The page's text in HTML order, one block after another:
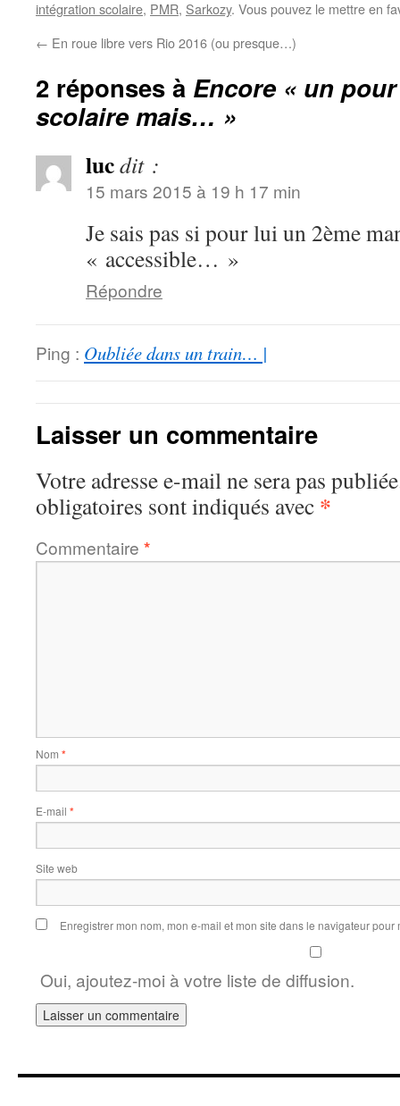
intégration scolaire, PMR, Sarkozy. Vous pouvez le mettre en
← En roue libre vers Rio 2016 (ou presque…)
2 réponses à Encore « un
scolaire mais… »
lucdit :
15 mars 2015 à 19 h 17 min
Je sais pas si pour lui un 2ème
« accessible… »
Répondre
Ping : Oubliée dans un train… |
Laisser un commentaire
Votre adresse e-mail ne sera pas
obligatoires sont indiqués avec *
Commentaire *
Nom *
E-mail *
Site web
Enregistrer mon nom, mon e-mail et mon site dans le navigateur
Oui, ajoutez-moi à votre liste de diffusion.